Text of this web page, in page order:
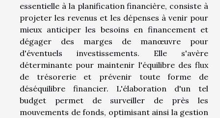
essentielle à la planification financière, consiste à
projeter les revenus et les dépenses à venir pour
mieux anticiper les besoins en financement et
dégager des marges de manœuvre pour
d'éventuels investissements. Elle s'avère
déterminante pour maintenir l'équilibre des flux
de trésorerie et prévenir toute forme de
déséquilibre financier. L'élaboration d'un tel
budget permet de surveiller de près les
mouvements de fonds, optimisant ainsi la gestion